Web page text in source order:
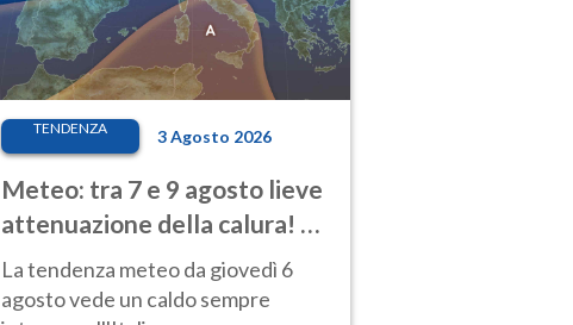
TENDENZA 3 Agosto 2026
Meteo: tra 7 e 9 agosto lieve
attenuazione della calura! Al
Nord rischio temporali
La tendenza meteo da giovedì 6
agosto vede un caldo sempre